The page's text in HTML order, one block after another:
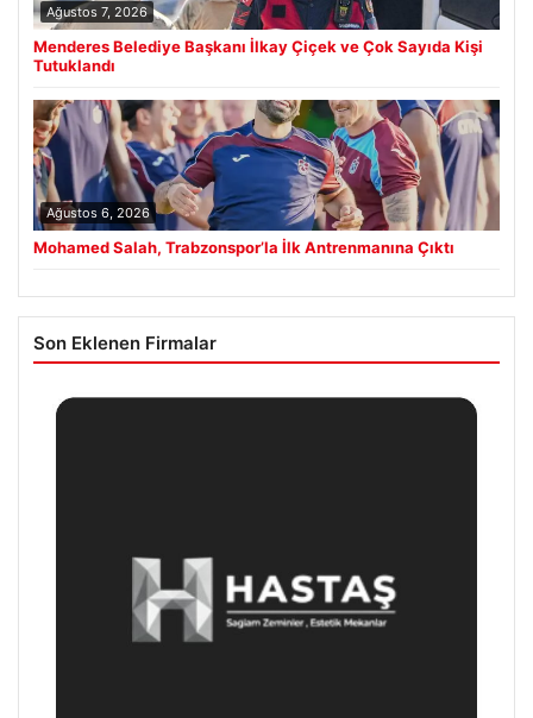
Ağustos 7, 2026
Menderes Belediye Başkanı İlkay Çiçek ve Çok Sayıda Kişi
Tutuklandı
Ağustos 6, 2026
Mohamed Salah, Trabzonspor’la İlk Antrenmanına Çıktı
Son Eklenen Firmalar